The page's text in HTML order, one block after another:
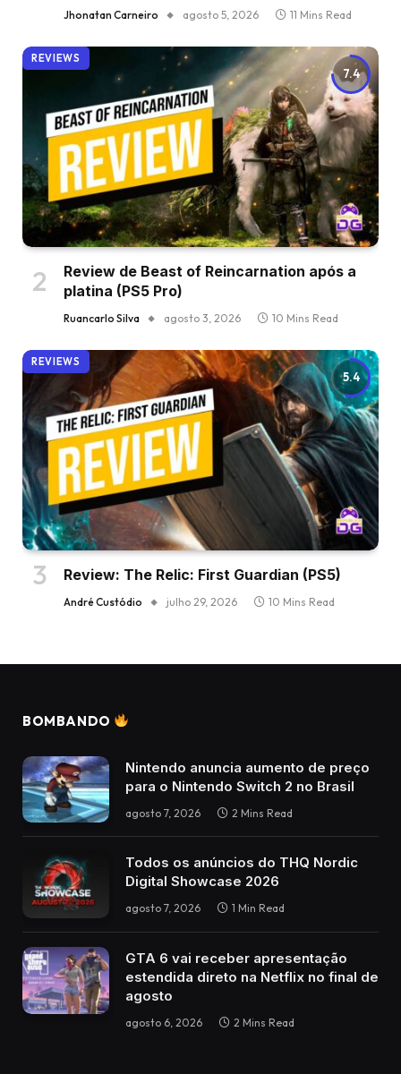
Jhonatan Carneiro agosto 5, 2026 11 Mins Read
7.4
REVIEWS
Review de Beast of Reincarnation após a
platina (PS5 Pro)
Ruancarlo Silva agosto 3, 2026 10 Mins Read
5.4
REVIEWS
Review: The Relic: First Guardian (PS5)
André Custódio julho 29, 2026 10 Mins Read
BOMBANDO
Nintendo anuncia aumento de preço
para o Nintendo Switch 2 no Brasil
agosto 7, 2026 2 Mins Read
Todos os anúncios do THQ Nordic
Digital Showcase 2026
agosto 7, 2026 1 Min Read
GTA 6 vai receber apresentação
estendida direto na Netflix no final de
agosto
agosto 6, 2026 2 Mins Read